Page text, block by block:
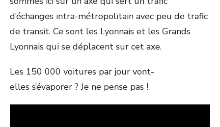
d’échanges intra-métropolitain avec peu de trafic
de transit. Ce sont les Lyonnais et les Grands
Lyonnais qui se déplacent sur cet axe.
Les 150 000 voitures par jour vont-
elles s’évaporer ? Je ne pense pas !